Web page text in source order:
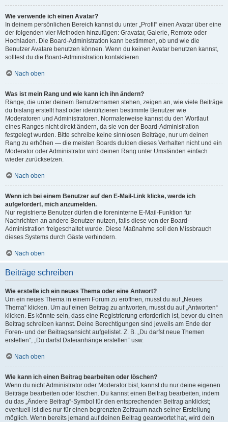
Wie verwende ich einen Avatar?
In deinem persönlichen Bereich kannst du unter „Profil“ einen Avatar über eine
der folgenden vier Methoden hinzufügen: Gravatar, Galerie, Remote oder
Hochladen. Die Board-Administration kann bestimmen, ob und wie die
Benutzer Avatare benutzen können. Wenn du keinen Avatar benutzen kannst,
solltest du die Board-Administration kontaktieren.
Nach oben
Was ist mein Rang und wie kann ich ihn ändern?
Ränge, die unter deinem Benutzernamen stehen, zeigen an, wie viele Beiträge
du bislang erstellt hast oder identifizieren bestimmte Benutzer wie
Moderatoren und Administratoren. Normalerweise kannst du den Wortlaut
eines Ranges nicht direkt ändern, da sie von der Board-Administration
festgelegt wurden. Bitte schreibe keine sinnlosen Beiträge, nur um deinen
Rang zu erhöhen — die meisten Boards dulden dieses Verhalten nicht und ein
Moderator oder Administrator wird deinen Rang unter Umständen einfach
wieder zurücksetzen.
Nach oben
Wenn ich bei einem Benutzer auf den E-Mail-Link klicke, werde ich
aufgefordert, mich anzumelden.
Nur registrierte Benutzer dürfen die foreninterne E-Mail-Funktion für
Nachrichten an andere Benutzer nutzen, falls diese von der Board-
Administration freigeschaltet wurde. Diese Maßnahme soll den Missbrauch
dieses Systems durch Gäste verhindern.
Nach oben
Beiträge schreiben
Wie erstelle ich ein neues Thema oder eine Antwort?
Um ein neues Thema in einem Forum zu eröffnen, musst du auf „Neues
Thema“ klicken. Um auf einen Beitrag zu antworten, musst du auf „Antworten“
klicken. Es könnte sein, dass eine Registrierung erforderlich ist, bevor du einen
Beitrag schreiben kannst. Deine Berechtigungen sind jeweils am Ende der
Foren- und der Beitragsansicht aufgelistet. Z. B. „Du darfst neue Themen
erstellen“, „Du darfst Dateianhänge erstellen“ usw.
Nach oben
Wie kann ich einen Beitrag bearbeiten oder löschen?
Wenn du nicht Administrator oder Moderator bist, kannst du nur deine eigenen
Beiträge bearbeiten oder löschen. Du kannst einen Beitrag bearbeiten, indem
du das „Ändere Beitrag“-Symbol für den entsprechenden Beitrag anklickst;
eventuell ist dies nur für einen begrenzten Zeitraum nach seiner Erstellung
möglich. Wenn bereits jemand auf deinen Beitrag geantwortet hat, wird dein